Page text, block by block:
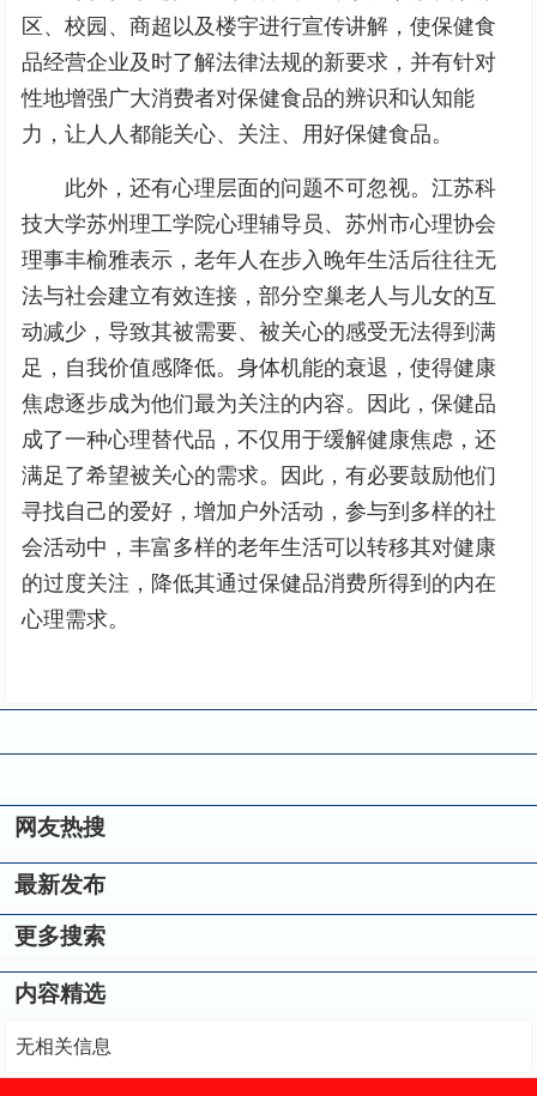
区、校园、商超以及楼宇进行宣传讲解，使保健食
品经营企业及时了解法律法规的新要求，并有针对
性地增强广大消费者对保健食品的辨识和认知能
力，让人人都能关心、关注、用好保健食品。
此外，还有心理层面的问题不可忽视。江苏科
技大学苏州理工学院心理辅导员、苏州市心理协会
理事丰榆雅表示，老年人在步入晚年生活后往往无
法与社会建立有效连接，部分空巢老人与儿女的互
动减少，导致其被需要、被关心的感受无法得到满
足，自我价值感降低。身体机能的衰退，使得健康
焦虑逐步成为他们最为关注的内容。因此，保健品
成了一种心理替代品，不仅用于缓解健康焦虑，还
满足了希望被关心的需求。因此，有必要鼓励他们
寻找自己的爱好，增加户外活动，参与到多样的社
会活动中，丰富多样的老年生活可以转移其对健康
的过度关注，降低其通过保健品消费所得到的内在
心理需求。
网友热搜
最新发布
更多搜索
内容精选
无相关信息